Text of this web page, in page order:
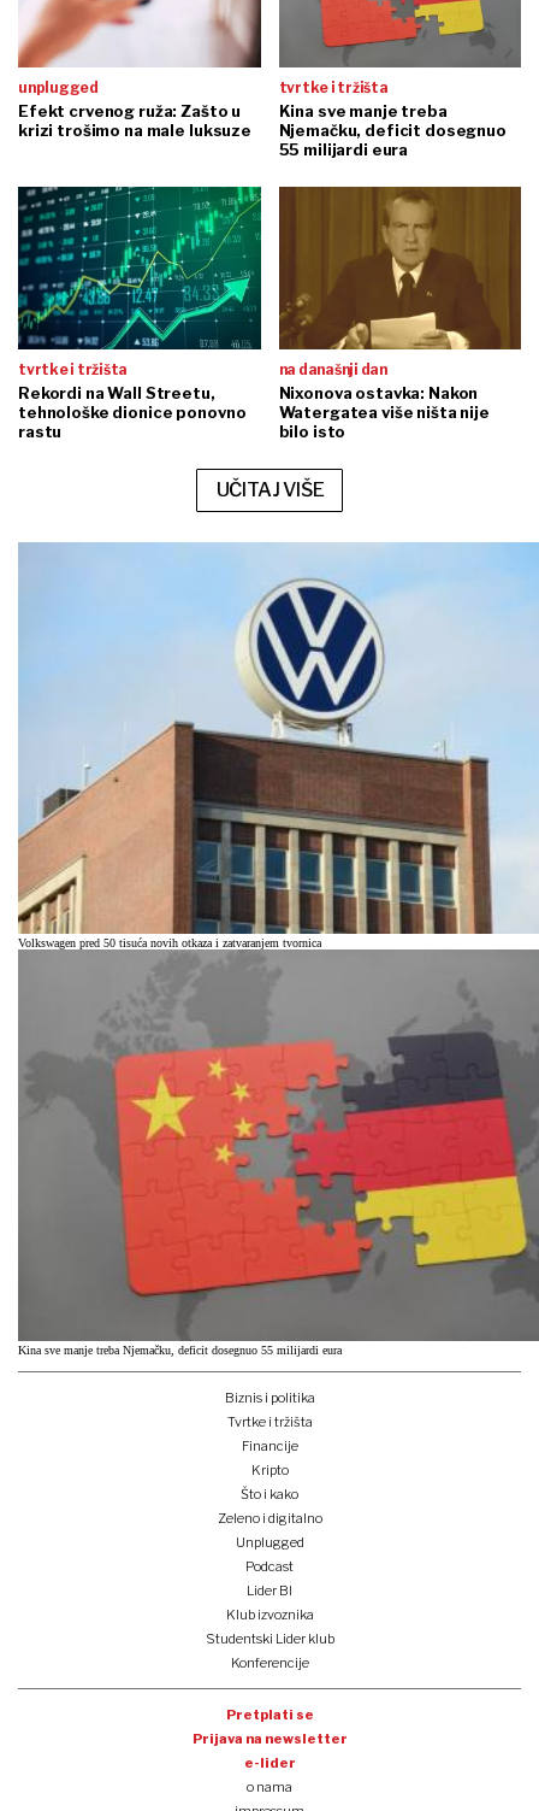
unplugged
Efekt crvenog ruža: Zašto u
krizi trošimo na male luksuze
tvrtke i tržišta
Kina sve manje treba
Njemačku, deficit dosegnuo
55 milijardi eura
tvrtke i tržišta
Rekordi na Wall Streetu,
tehnološke dionice ponovno
rastu
na današnji dan
Nixonova ostavka: Nakon
Watergatea više ništa nije
bilo isto
UČITAJ VIŠE
Volkswagen pred 50 tisuća novih otkaza i zatvaranjem tvornica
Kina sve manje treba Njemačku, deficit dosegnuo 55 milijardi eura
Biznis i politika
Tvrtke i tržišta
Financije
Kripto
Što i kako
Zeleno i digitalno
Unplugged
Podcast
Lider BI
Klub izvoznika
Studentski Lider klub
Konferencije
Pretplati se
Prijava na newsletter
e-lider
o nama